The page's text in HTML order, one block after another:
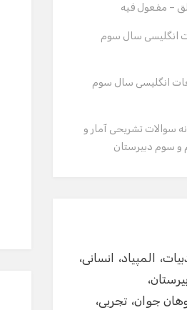
– مفعول فیه
انگلیسی سال سوم
انگلیسی سال سوم
سوالات تشریحی آمار و
سوم دبیرستان
المپیاد
انسانی
جوان تجربی